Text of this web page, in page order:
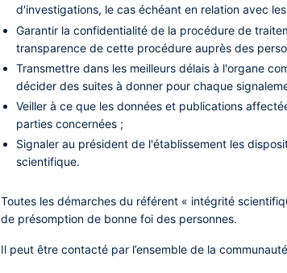
d'investigations, le cas échéant en relation avec
Garantir la confidentialité de la procédure de
transparence de cette procédure auprès des
Transmettre dans les meilleurs délais à l'organe
décider des suites à donner pour chaque
Veiller à ce que les données et publications
parties concernées ;
Signaler au président de l'établissement les
scientifique.
Toutes les démarches du référent « intégrité
de présomption de bonne foi des personnes.
Il peut être contacté par l’ensemble de la